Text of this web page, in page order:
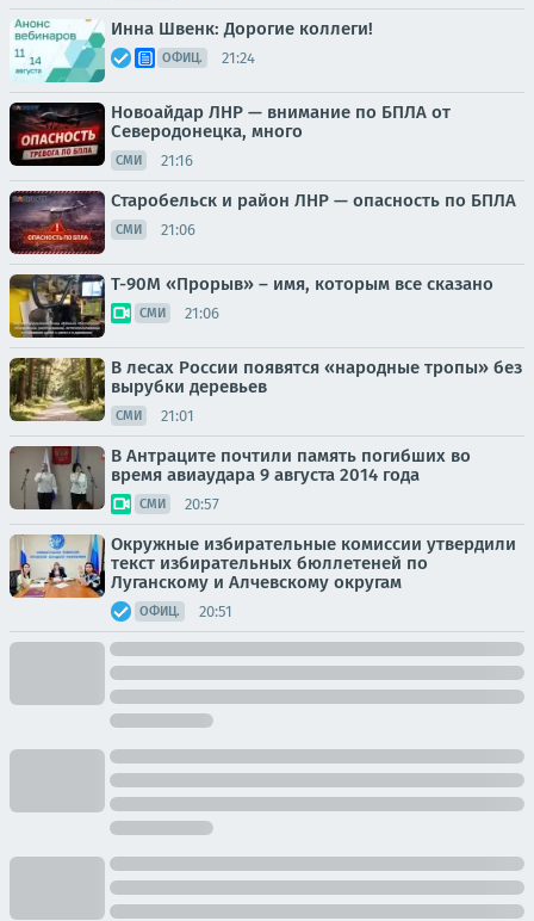
Инна Швенк: Дорогие коллеги!
ОФИЦ. 21:24
Новоайдар ЛНР — внимание по БПЛА от
Северодонецка, много
СМИ 21:16
Старобельск и район ЛНР — опасность по БПЛА
СМИ 21:06
Т-90М «Прорыв» – имя, которым все сказано
СМИ 21:06
В лесах России появятся «народные тропы» без
вырубки деревьев
СМИ 21:01
В Антраците почтили память погибших во
время авиаудара 9 августа 2014 года
СМИ 20:57
Окружные избирательные комиссии утвердили
текст избирательных бюллетеней по
Луганскому и Алчевскому округам
ОФИЦ. 20:51